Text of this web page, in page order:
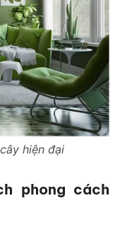
hiện đại
phong cách